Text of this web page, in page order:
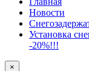
Новости
Установка
-20%!!!
×